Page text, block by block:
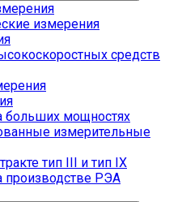
измерения
средств
больших мощностях
измерительные
тип III и тип IX
производстве РЭА